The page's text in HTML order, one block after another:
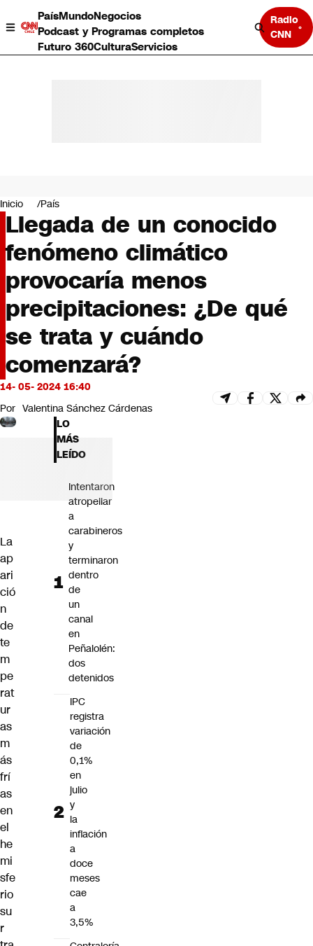
PaísMundoNegocios
Podcast y Programas completos
Futuro 360CulturaServicios
Radio
CNN
Negocios
Deportes
Programas completos
Cultura
Servicios
Bits
CNN tiempo
Futuro 360
Opinión
Inicio País
Llegada de un conocido
fenómeno climático
provocaría menos
precipitaciones: ¿De qué
se trata y cuándo
comenzará?
14- 05- 2024 16:40
Por Valentina Sánchez Cárdenas
La
ap
ari
ció
n
de
te
m
pe
rat
ur
as
m
ás
frí
as
en
el
he
mi
sfe
rio
su
r
LO
MÁS
LEÍDO
Intentaron
atropellar
a
carabineros
y
terminaron
dentro
de
un
canal
en
Peñalolén:
dos
detenidos
IPC
registra
variación
de
0,1%
en
julio
y
la
inflación
a
doce
meses
cae
a
3,5%